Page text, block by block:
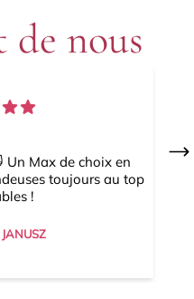
nous
Un Max de choix en
toujours au top
!